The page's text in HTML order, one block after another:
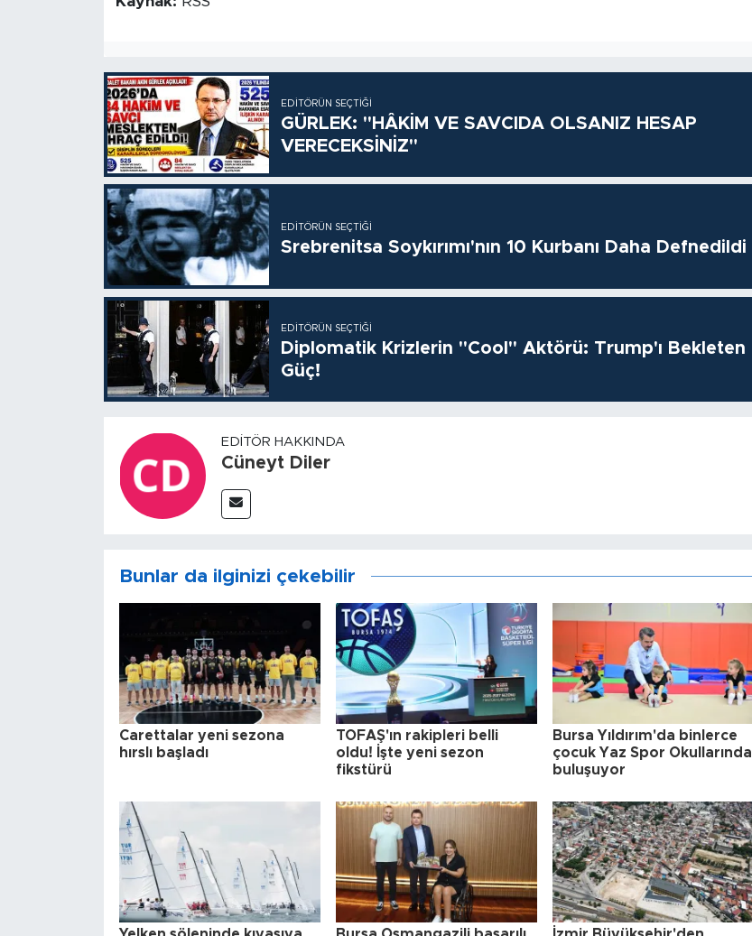
EDITÖRÜN SEÇTIĞI
GÜRLEK: "HÂKİM VE SAVCIDA OLSANIZ HESAP
VERECEKSİNİZ"
EDITÖRÜN SEÇTIĞI
Srebrenitsa Soykırımı'nın 10 Kurbanı Daha Defnedildi
EDITÖRÜN SEÇTIĞI
Diplomatik Krizlerin "Cool" Aktörü: Trump'ı Bekleten
Güç!
EDITÖR HAKKINDA
Cüneyt Diler
Bunlar da ilginizi çekebilir
Carettalar yeni sezona
hırslı başladı
TOFAŞ'ın rakipleri belli
oldu! İşte yeni sezon
fikstürü
Bursa Yıldırım'da binlerce
çocuk Yaz Spor Okullarında
buluşuyor